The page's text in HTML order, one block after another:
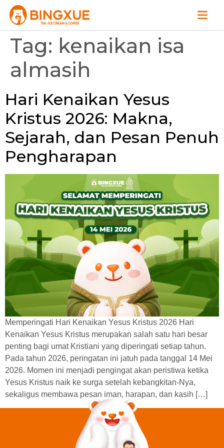
Tag: kenaikan isa
almasih
Hari Kenaikan Yesus
Kristus 2026: Makna,
Sejarah, dan Pesan Penuh
Pengharapan
Memperingati Hari Kenaikan Yesus Kristus 2026 Hari
Kenaikan Yesus Kristus merupakan salah satu hari besar
penting bagi umat Kristiani yang diperingati setiap tahun.
Pada tahun 2026, peringatan ini jatuh pada tanggal 14 Mei
2026. Momen ini menjadi pengingat akan peristiwa ketika
Yesus Kristus naik ke surga setelah kebangkitan-Nya,
sekaligus membawa pesan iman, harapan, dan kasih […]